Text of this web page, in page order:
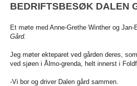
BEDRIFTSBESØK DALEN
Et møte med Anne-Grethe Winther og Jan-
Gård.
Jeg møter ekteparet ved gården deres,
ved sjøen i Ålmo-grenda, helt innerst i
-Vi bor og driver Dalen gård sammen.